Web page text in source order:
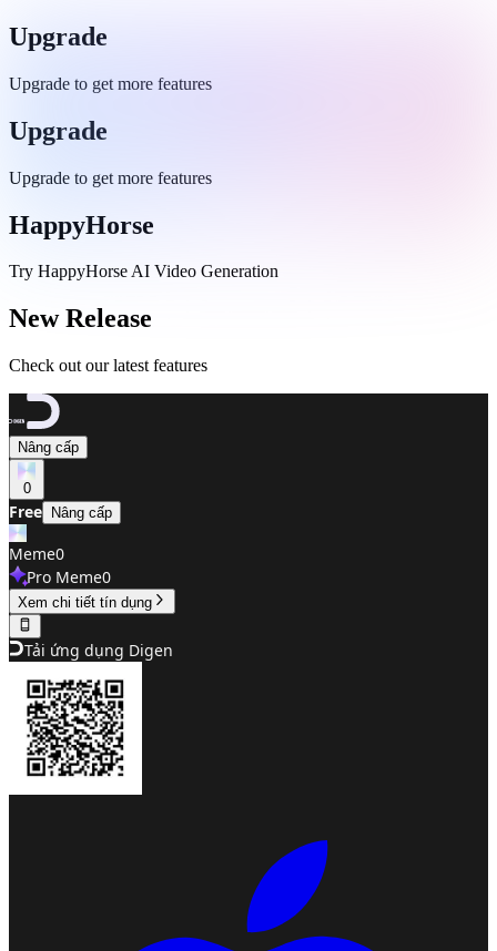
Upgrade
Upgrade to get more features
Upgrade
Upgrade to get more features
HappyHorse
Try HappyHorse AI Video Generation
New Release
Check out our latest features
Nâng cấp
0
Free Nâng cấp
Meme0
Pro Meme0
Xem chi tiết tín dụng
Tải ứng dụng Digen